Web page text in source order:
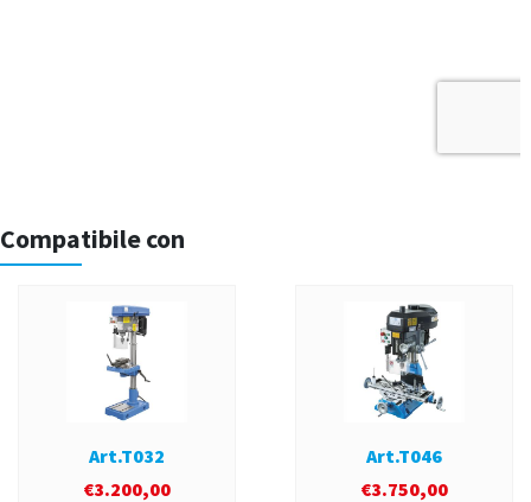
Compatibile con
Art.T032
€3.200,00
Art.T046
€3.750,00